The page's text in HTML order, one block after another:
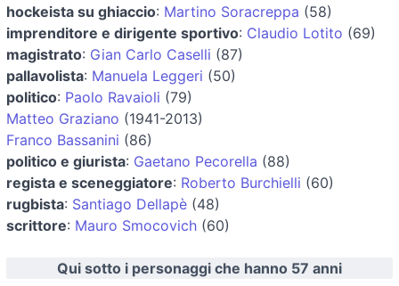
hockeista su ghiaccio: Martino Soracreppa (58)
imprenditore e dirigente sportivo: Claudio Lotito (69)
magistrato: Gian Carlo Caselli (87)
pallavolista: Manuela Leggeri (50)
politico: Paolo Ravaioli (79)
Matteo Graziano (1941-2013)
Franco Bassanini (86)
politico e giurista: Gaetano Pecorella (88)
regista e sceneggiatore: Roberto Burchielli (60)
rugbista: Santiago Dellapè (48)
scrittore: Mauro Smocovich (60)
Qui sotto i personaggi che hanno 57 anni